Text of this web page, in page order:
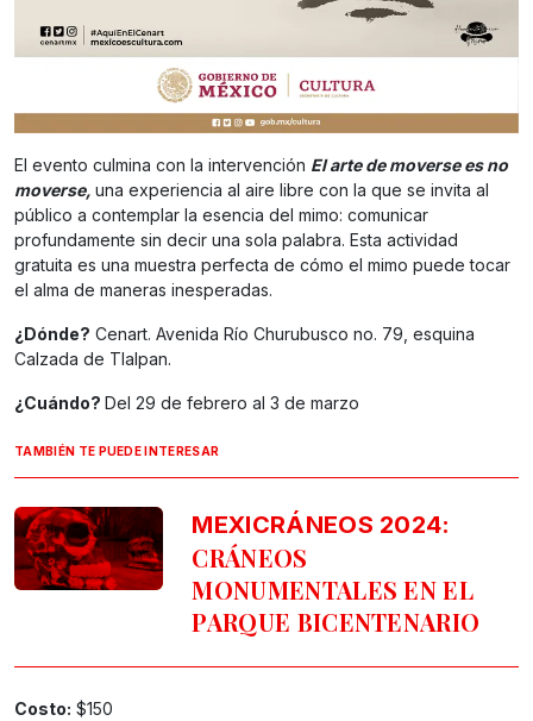
El evento culmina con la intervención El arte de moverse es no
moverse, una experiencia al aire libre con la que se invita al
público a contemplar la esencia del mimo: comunicar
profundamente sin decir una sola palabra. Esta actividad
gratuita es una muestra perfecta de cómo el mimo puede tocar
el alma de maneras inesperadas.
¿Dónde? Cenart. Avenida Río Churubusco no. 79, esquina
Calzada de Tlalpan.
¿Cuándo? Del 29 de febrero al 3 de marzo
TAMBIÉN TE PUEDE INTERESAR
MEXICRÁNEOS 2024:
CRÁNEOS
MONUMENTALES EN EL
PARQUE BICENTENARIO
Costo: $150